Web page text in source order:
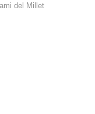
del Millet